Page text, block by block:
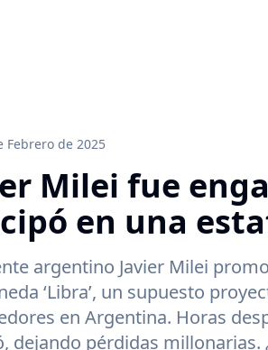
Febrero de 2025
Milei fue
en una
argentino Javier Milei
‘Libra’, un supuesto
en Argentina. Horas
dejando pérdidas millonarias.